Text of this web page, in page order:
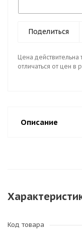
Поделиться
Цена действительна
отличаться от цен в
Описание
Код товара